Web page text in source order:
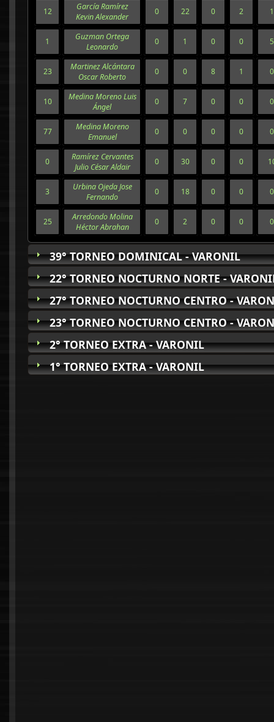
12
García Ramírez
Kevin Alexander
0 22 0 2 1
1
Guzman Ortega
Leonardo
0 1 0 0 5
23
Martinez Alcántara
Oscar Roberto
0 0 8 1 0
10
Medina Moreno Luis
Ángel
0 7 0 0 0
77
Medina Moreno
Emanuel
0 0 0 0 0
0
Ramírez Cervantes
Julio César Aldair
0 30 0 0
3
Urbina Ojeda Jose
Fernando
0 18 0 0 0
25
Arredondo Molina
Héctor Abrahan
0 2 0 0 0
39° TORNEO DOMINICAL - VARONIL
22° TORNEO NOCTURNO NORTE -
27° TORNEO NOCTURNO CENTRO -
23° TORNEO NOCTURNO CENTRO -
2° TORNEO EXTRA - VARONIL
1° TORNEO EXTRA - VARONIL